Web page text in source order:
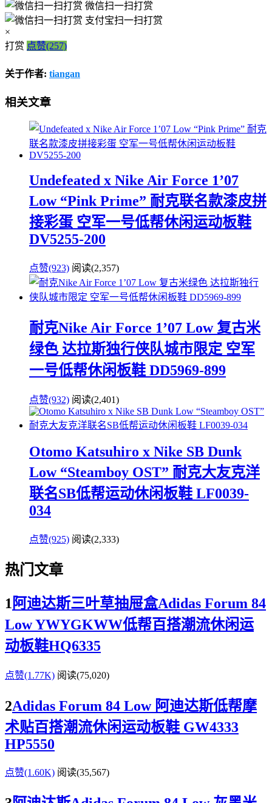
微信扫一扫打赏
支付宝扫一扫打赏
×
打赏 点赞(257)
关于作者: tiangan
相关文章
Undefeated x Nike Air Force 1’07
Low “Pink Prime” 耐克联名款漆皮拼
接彩蛋 空军一号低帮休闲运动板鞋
DV5255-200
点赞(923) 阅读(2,357)
耐克Nike Air Force 1’07 Low 复古米
绿色 达拉斯独行侠队城市限定 空军
一号低帮休闲板鞋 DD5969-899
点赞(932) 阅读(2,401)
Otomo Katsuhiro x Nike SB Dunk
Low “Steamboy OST” 耐克大友克洋
联名SB低帮运动休闲板鞋 LF0039-
034
点赞(925) 阅读(2,333)
热门文章
1 阿迪达斯三叶草抽屉盒Adidas Forum 84
Low YWYGKWW低帮百搭潮流休闲运
动板鞋HQ6335
点赞(1.77K) 阅读(75,020)
2Adidas Forum 84 Low 阿迪达斯低帮摩
术贴百搭潮流休闲运动板鞋 GW4333
HP5550
点赞(1.60K) 阅读(35,567)